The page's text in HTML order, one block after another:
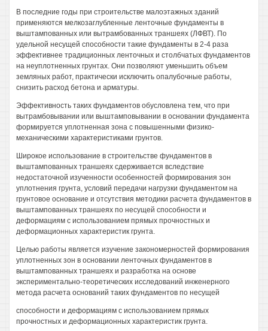
В последние годы при строительстве малоэтажных зданий
применяются мелкозаглубленные ленточные фундаменты в
выштампованных или вытрамбованных траншеях (ЛФВТ). По
удельной несущей способности такие фундаменты в 2-4 раза
эффективнее традиционных ленточных и столбчатых фундаментов
на неуплотненных грунтах. Они позволяют уменьшить объем
земляных работ, практически исключить опалубочные работы,
снизить расход бетона и арматуры.
Эффективность таких фундаментов обусловлена тем, что при
вытрамбовывании или выштамповывании в основании фундамента
формируется уплотненная зона с повышенными физико-
механическими характеристиками грунтов.
Широкое использование в строительстве фундаментов в
выштампованных траншеях сдерживается вследствие
недостаточной изученности особенностей формирования зон
уплотнения грунта, условий передачи нагрузки фундаментом на
грунтовое основание и отсутствия методики расчета фундаментов в
выштампованных траншеях по несущей способности и
деформациям с использованием прямых прочностных и
деформационных характеристик грунта.
Целью работы является изучение закономерностей формирования
уплотненных зон в основании ленточных фундаментов в
выштампованных траншеях и разработка на основе
экспериментально-теоретических исследований инженерного
метода расчета оснований таких фундаментов по несущей
способности и деформациям с использованием прямых
прочностных и деформационных характеристик грунта.